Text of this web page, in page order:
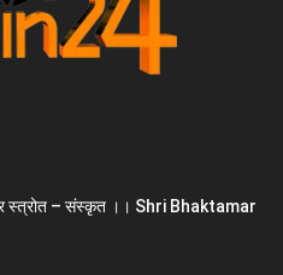
स्त्रोत – संस्कृत ।। Shri Bhaktamar